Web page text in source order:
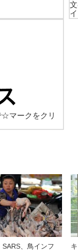
☆マークをクリ
SARS、鳥インフ